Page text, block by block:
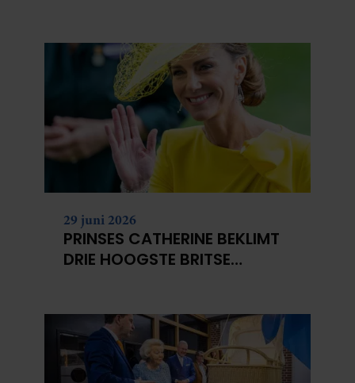
29 juni 2026
PRINSES CATHERINE BEKLIMT
DRIE HOOGSTE BRITSE